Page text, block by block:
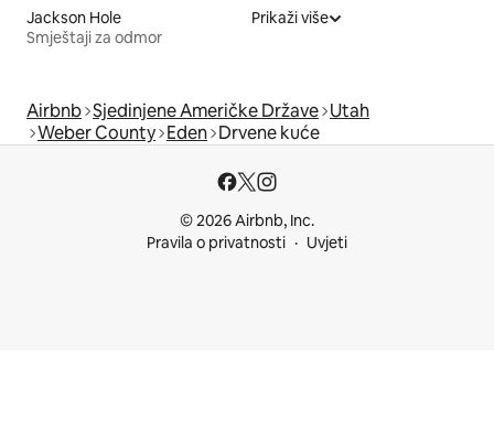
Jackson Hole
Smještaji za odmor
Prikaži više
Airbnb Sjedinjene Američke Države Utah
Weber County Eden Drvene kuće
© 2026 Airbnb, Inc.
Pravila o privatnosti
Uvjeti